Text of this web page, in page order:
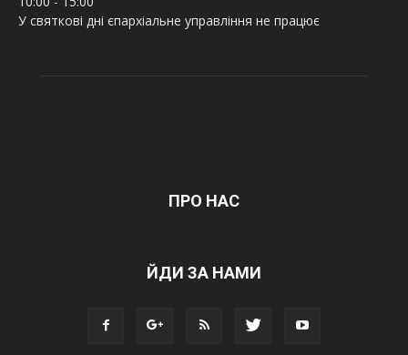
У святкові дні єпархіальне управління не працює
ПРО НАС
ЙДИ ЗА НАМИ